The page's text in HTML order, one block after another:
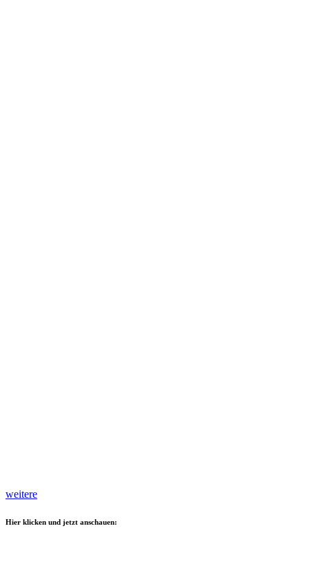
weitere
Hier klicken und jetzt anschauen: